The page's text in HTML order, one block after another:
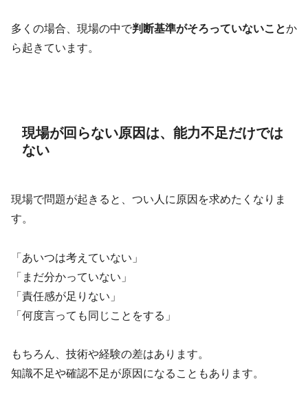
多くの場合、現場の中で判断基準がそろっていないことか
ら起きています。
現場が回らない原因は、能力不足だけでは
ない
現場で問題が起きると、つい人に原因を求めたくなりま
す。
「あいつは考えていない」
「まだ分かっていない」
「責任感が足りない」
「何度言っても同じことをする」
もちろん、技術や経験の差はあります。
知識不足や確認不足が原因になることもあります。